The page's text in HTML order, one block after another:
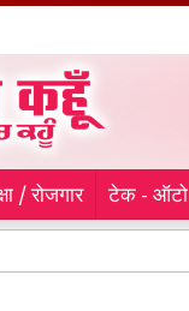
/ रोजगार टेक - ऑटो